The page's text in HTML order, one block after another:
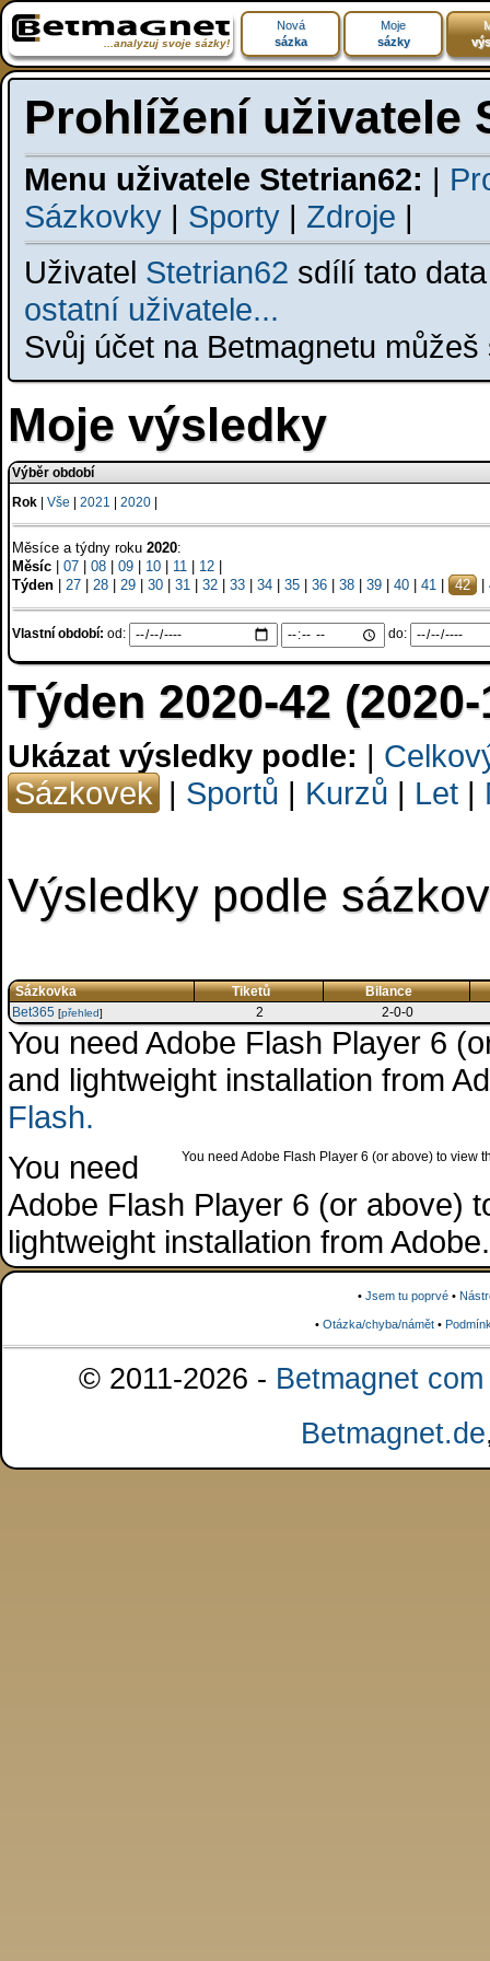
...analyzuj svoje sázky!
Nová
sázka
Moje
sázky
Prohlížení uživatele
Menu uživatele Stetrian62: |
Sázkovky | Sporty | Zdroje |
Uživatel Stetrian62 sdílí tato
ostatní uživatele...
Svůj účet na Betmagnetu
Moje výsledky
Výběr období
Rok
Vše 2021 2020
Měsíce a týdny roku 2020:
Měsíc
07 08 09 10 11 12
Týden
27 28 29 30 31 32 33 34 35 36 38 39 40 41 42
Vlastní období: od: do:
Týden 2020-42
Ukázat výsledky podle: |
Sázkovek | Sportů | Kurzů | Let |
Výsledky podle
Sázkovka Tiketů
Bilance
Bet365 [přehled] 2 2-0-0
You need Adobe Flash Player 6
and lightweight installation from
Flash.
You need Adobe Flash Player 6 (or above) to view
You need
Adobe Flash Player 6 (or above)
lightweight installation from
• Jsem tu poprvé •
• Otázka/chyba/námět•
© 2011-2026 - Betmagnet
Betmagnet.de